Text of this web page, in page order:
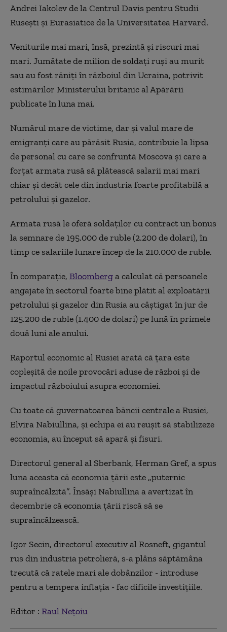
Andrei Iakolev de la Centrul Davis pentru Studii
Rusești și Eurasiatice de la Universitatea Harvard.
Veniturile mai mari, însă, prezintă și riscuri mai
mari. Jumătate de milion de soldați ruși au murit
sau au fost răniți în războiul din Ucraina, potrivit
estimărilor Ministerului britanic al Apărării
publicate în luna mai.
Numărul mare de victime, dar și valul mare de
emigranți care au părăsit Rusia, contribuie la lipsa
de personal cu care se confruntă Moscova și care a
forțat armata rusă să plătească salarii mai mari
chiar și decât cele din industria foarte profitabilă a
petrolului și gazelor.
Armata rusă le oferă soldaților cu contract un bonus
la semnare de 195.000 de ruble (2.200 de dolari), în
timp ce salariile lunare încep de la 210.000 de ruble.
În comparație, Bloomberga calculat că persoanele
angajate în sectorul foarte bine plătit al exploatării
petrolului și gazelor din Rusia au câștigat în jur de
125.200 de ruble (1.400 de dolari) pe lună în primele
două luni ale anului.
Raportul economic al Rusiei arată că țara este
copleșită de noile provocări aduse de război și de
impactul războiului asupra economiei.
Cu toate că guvernatoarea băncii centrale a Rusiei,
Elvira Nabiullina, și echipa ei au reușit să stabilizeze
economia, au început să apară și fisuri.
Directorul general al Sberbank, Herman Gref, a spus
luna aceasta că economia țării este „puternic
supraîncălzită”. Însăși Nabiullina a avertizat în
decembrie că economia țării riscă să se
supraîncălzească.
Igor Secin, directorul executiv al Rosneft, gigantul
rus din industria petrolieră, s-a plâns săptămâna
trecută că ratele mari ale dobânzilor - introduse
pentru a tempera inflația - fac dificile investițiile.
Editor : Raul Nețoiu